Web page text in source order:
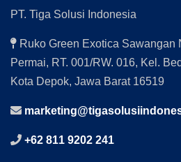
PT. Tiga Solusi Indonesia
Ruko Green Exotica Sawangan
Permai, RT. 001/RW. 016, Kel.
Kota Depok, Jawa Barat 16519
+62 811 9202 241